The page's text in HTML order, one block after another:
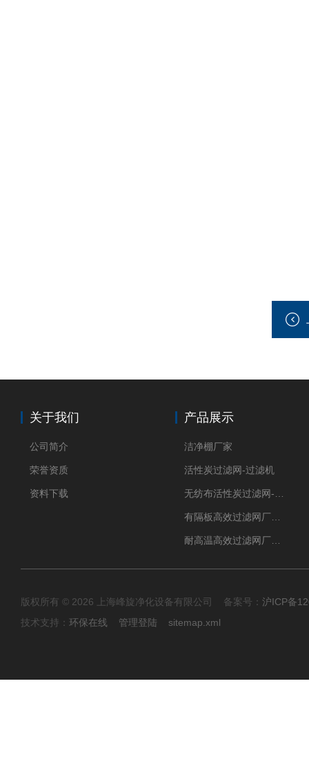
关于我们
公司简介
荣誉资质
资料下载
产品展示
洁净棚厂家
活性炭过滤网-过滤机
版权所有 © 2026 上海峰旋净化设备有限公司 备案号： 沪ICP备
技术支持： 环保在线 管理登陆 sitemap.xml